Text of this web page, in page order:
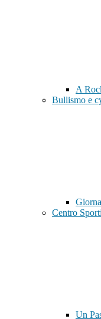
A
Bullismo e
Centro
Un